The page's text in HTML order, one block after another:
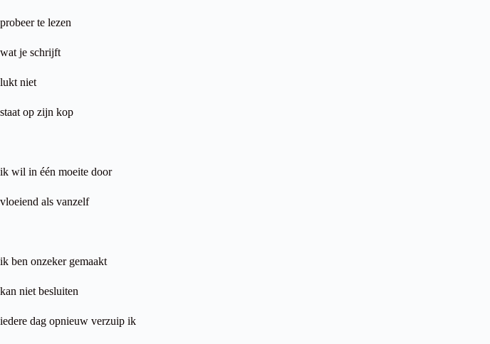
probeer te lezen
wat je schrijft
lukt niet
staat op zijn kop
ik wil in één moeite door
vloeiend als vanzelf
ik ben onzeker gemaakt
kan niet besluiten
iedere dag opnieuw verzuip ik